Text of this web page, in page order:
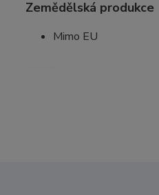
Zemědělská produkce
Mimo EU